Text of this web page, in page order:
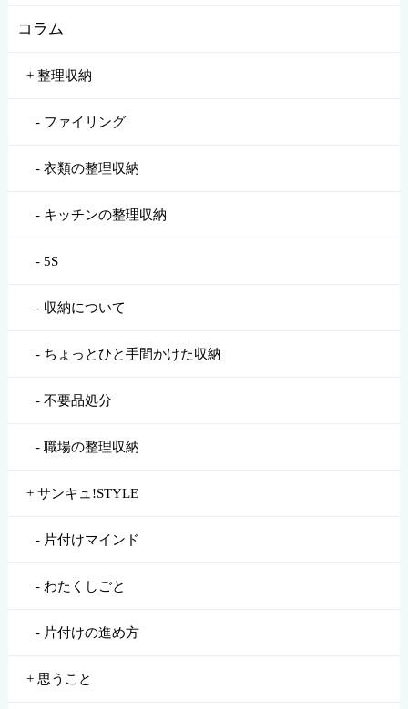
コラム
整理収納
ファイリング
衣類の整理収納
キッチンの整理収納
5S
収納について
ちょっとひと手間かけた収納
不要品処分
職場の整理収納
サンキュ!STYLE
片付けマインド
わたくしごと
片付けの進め方
思うこと